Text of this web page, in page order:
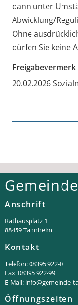
dann unter
Abwicklung/
Ohne
dürfen Sie keine
Freigabevermerk
20.02.2026
Anschrift
Rathaus­platz 1
88459 Tannheim
Kontakt
Telefon: 08395 922-0
Fax: 08395 922-99
E-Mail: info@gemeinde-
Öffnungszeiten